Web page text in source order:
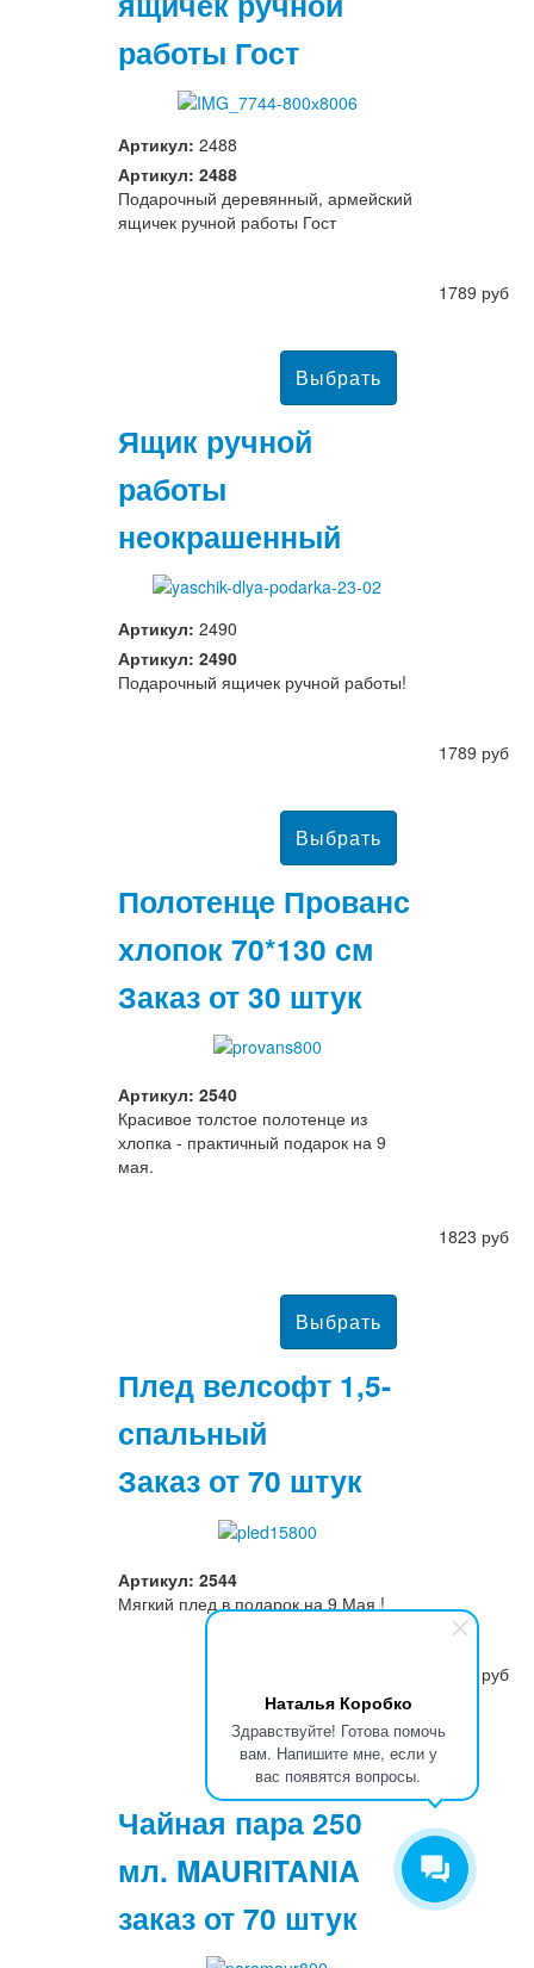
Наталья Коробко
Здравствуйте! Готова помочь
вам. Напишите мне, если у
вас появятся вопросы.
работы Гост
Артикул: 2488
Артикул: 2488
Подарочный деревянный, армейский
ящичек ручной работы Гост
1789 руб
Ящик ручной
работы
неокрашенный
Артикул: 2490
Артикул: 2490
Подарочный ящичек ручной работы!
1789 руб
Полотенце Прованс
хлопок 70*130 см
Заказ от 30 штук
Артикул: 2540
Красивое толстое полотенце из
хлопка - практичный подарок на 9
мая.
1823 руб
Плед велсофт 1,5-
спальный
Заказ от 70 штук
Артикул: 2544
Мягкий плед в подарок на 9 Мая !
1835 руб
Чайная пара 250
мл. MAURITANIA
заказ от 70 штук